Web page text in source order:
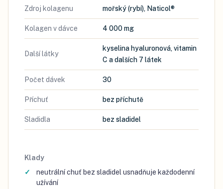
Zdroj kolagenu mořský (rybí), Naticol®
Kolagen v dávce 4 000 mg
Další látky
kyselina hyaluronová, vitamin
C a dalších 7 látek
Počet dávek 30
Příchuť bez příchutě
Sladidla bez sladidel
Klady
neutrální chuť bez sladidel usnadňuje každodenní
užívání